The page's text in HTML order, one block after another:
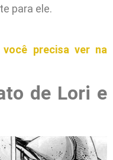
para ele.
precisa ver na
de Lori e